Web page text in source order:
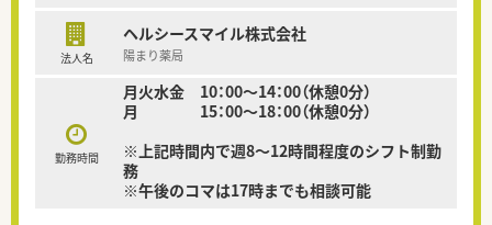
法人名
ヘルシースマイル株式会社
陽まり薬局
勤務時間
月火水金 10：00～14：00（休憩0分）
月 15：00～18：00（休憩0分）
※上記時間内で週8～12時間程度のシフト制勤
務
※午後のコマは17時までも相談可能